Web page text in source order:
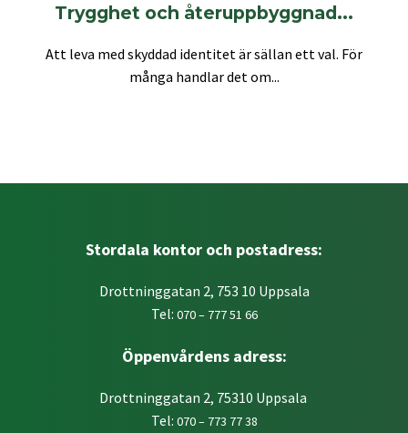
Trygghet och återuppbyggnad...
Att leva med skyddad identitet är sällan ett val. För
många handlar det om...
Stordala kontor och postadress:
Drottninggatan 2, 753 10 Uppsala
Tel: 070 – 777 51 66
Öppenvårdens adress:
Drottninggatan 2, 75310 Uppsala
Tel: 070 – 773 77 38